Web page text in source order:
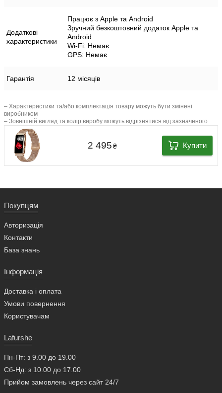
Додаткові
характеристики
Працює з Apple та Android
Зручний безкоштовний додаток Apple та
Android
Wi-Fi: Немає
GPS: Немає
Гарантія 12 місяців
– Характеристики та/або комплектація товару можуть бути змінені
виробником
– Зовнішній вигляд та колір виробу можуть відрізнятися від зазначеного
2 495₴ Купити
Покупцям
Авторизація
Контакти
База знань
Інформація
Доставка і оплата
Умови повернення
Користувачам
Lafurshe
Пн-Пт: з 9.00 до 19.00
Сб-Нд: з 10.00 до 17.00
Прийом замовлень через сайт 24/7